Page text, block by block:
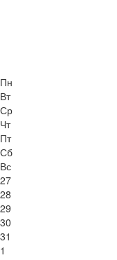
Пн
Вт
Ср
Чт
Пт
Сб
Вс
27
28
29
30
31
1